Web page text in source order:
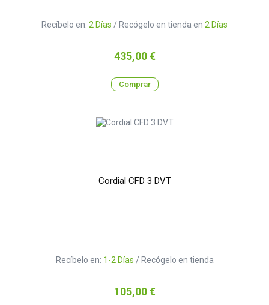
Recíbelo en: 2 Días / Recógelo en tienda en 2 Días
Precio
435,00 €
Comprar
Cordial CFD 3 DVT
Recíbelo en: 1-2 Días / Recógelo en tienda
Precio
105,00 €